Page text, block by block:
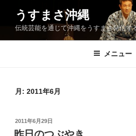
ン
うすまさ沖縄
伝統芸能を通じて沖縄をうすまさ発信す
メニュー
月: 2011年6月
投
稿
2011年6月29日